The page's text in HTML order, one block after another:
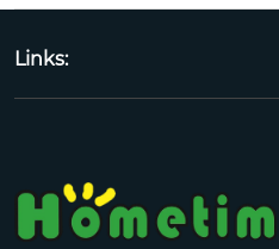
Links: